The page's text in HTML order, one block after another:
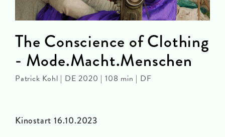
Kinostart 16.10.2023
The Conscience of Clothing
- Mode.Macht.Menschen
Patrick Kohl | DE 2020 | 108 min | DF